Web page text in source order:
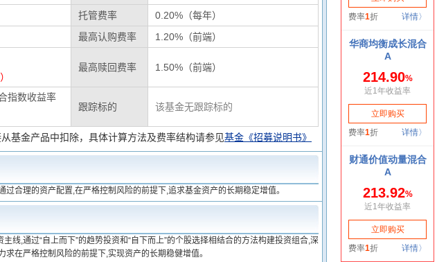
托管费率
0.20%（每年）
最高认购费率 1.20%（前端）
最高赎回费率 1.50%（前端）
指数收益率
跟踪标的 该基金无跟踪标的
基金产品中扣除，具体计算方法及费率结构请参见基金《招募说明书》
合理的资产配置,在严格控制风险的前提下,追求基金资产的长期稳定增值。
线,通过“自上而下”的趋势投资和“自下而上”的个股选择相结合的方法构建投资组合,深
在严格控制风险的前提下,实现资产的长期稳健增值。